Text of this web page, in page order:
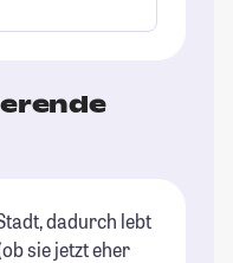
dadurch lebt
sie jetzt eher